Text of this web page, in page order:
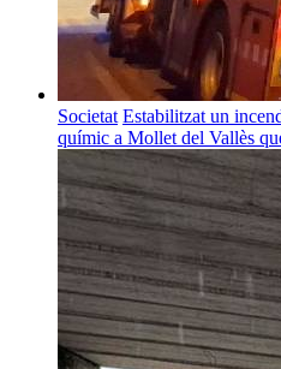
Societat Estabilitzat un
químic a Mollet del Vallès